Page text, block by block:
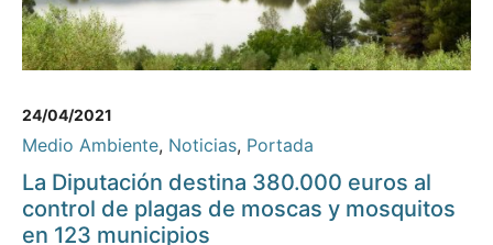
24/04/2021
Medio Ambiente, Noticias, Portada
La Diputación destina 380.000 euros al
control de plagas de moscas y mosquitos
en 123 municipios